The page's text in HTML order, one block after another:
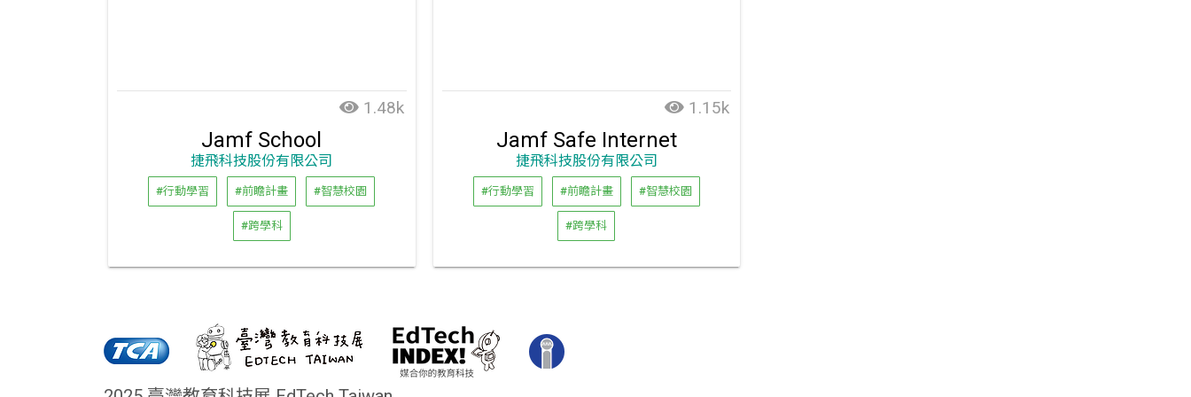
1.48k
Jamf School
捷飛科技股份有限公司
#行動學習 #前瞻計畫 #智慧校園
#跨學科
1.15k
Jamf Safe Internet
捷飛科技股份有限公司
#行動學習 #前瞻計畫 #智慧校園
#跨學科